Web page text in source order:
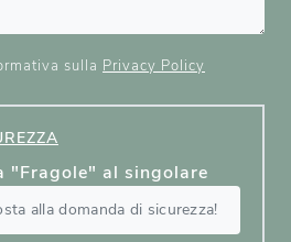
sulla Privacy Policy
"Fragole" al singolare